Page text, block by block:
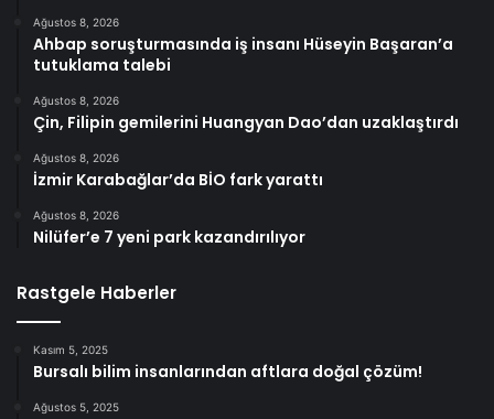
Ağustos 8, 2026
Ahbap soruşturmasında iş insanı Hüseyin Başaran’a
tutuklama talebi
Ağustos 8, 2026
Çin, Filipin gemilerini Huangyan Dao’dan uzaklaştırdı
Ağustos 8, 2026
İzmir Karabağlar’da BİO fark yarattı
Ağustos 8, 2026
Nilüfer’e 7 yeni park kazandırılıyor
Rastgele Haberler
Kasım 5, 2025
Bursalı bilim insanlarından aftlara doğal çözüm!
Ağustos 5, 2025